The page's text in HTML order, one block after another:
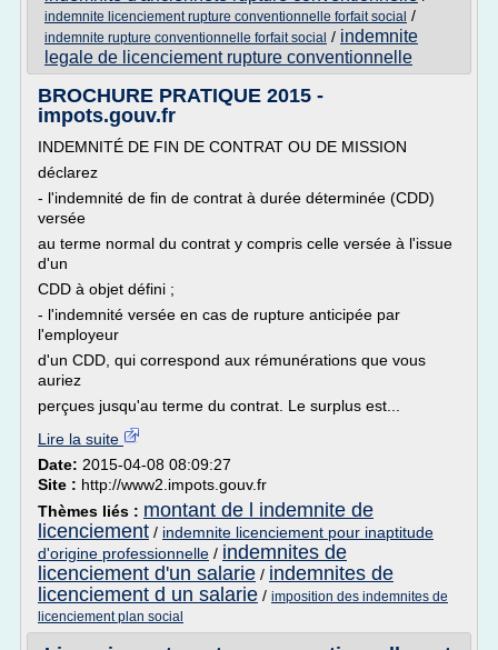
indemnite licenciement rupture conventionnelle forfait social /
indemnite rupture conventionnelle forfait social / indemnite
legale de licenciement rupture conventionnelle
BROCHURE PRATIQUE 2015 -
impots.gouv.fr
INDEMNITÉ DE FIN DE CONTRAT OU DE MISSION
déclarez
- l'indemnité de fin de contrat à durée déterminée (CDD)
versée
au terme normal du contrat y compris celle versée à l'issue
d'un
CDD à objet défini ;
- l'indemnité versée en cas de rupture anticipée par
l'employeur
d'un CDD, qui correspond aux rémunérations que vous
auriez
perçues jusqu'au terme du contrat. Le surplus est...
Lire la suite
Date: 2015-04-08 08:09:27
Site : http://www2.impots.gouv.fr
Thèmes liés : montant de l indemnite de
licenciement / indemnite licenciement pour inaptitude
d'origine professionnelle / indemnites de
licenciement d'un salarie / indemnites de
licenciement d un salarie / imposition des indemnites de
licenciement plan social